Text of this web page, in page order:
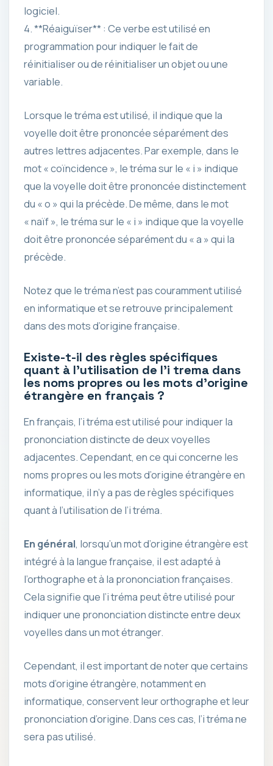
logiciel.
4. **Réaiguïser** : Ce verbe est utilisé en
programmation pour indiquer le fait de
réinitialiser ou de réinitialiser un objet ou une
variable.
Lorsque le tréma est utilisé, il indique que la
voyelle doit être prononcée séparément des
autres lettres adjacentes. Par exemple, dans le
mot « coïncidence », le tréma sur le « i » indique
que la voyelle doit être prononcée distinctement
du « o » qui la précède. De même, dans le mot
« naïf », le tréma sur le « i » indique que la voyelle
doit être prononcée séparément du « a » qui la
précède.
Notez que le tréma n’est pas couramment utilisé
en informatique et se retrouve principalement
dans des mots d’origine française.
Existe-t-il des règles spécifiques
quant à l’utilisation de l’i trema dans
les noms propres ou les mots d’origine
étrangère en français ?
En français, l’i tréma est utilisé pour indiquer la
prononciation distincte de deux voyelles
adjacentes. Cependant, en ce qui concerne les
noms propres ou les mots d’origine étrangère en
informatique, il n’y a pas de règles spécifiques
quant à l’utilisation de l’i tréma.
En général, lorsqu’un mot d’origine étrangère est
intégré à la langue française, il est adapté à
l’orthographe et à la prononciation françaises.
Cela signifie que l’i tréma peut être utilisé pour
indiquer une prononciation distincte entre deux
voyelles dans un mot étranger.
Cependant, il est important de noter que certains
mots d’origine étrangère, notamment en
informatique, conservent leur orthographe et leur
prononciation d’origine. Dans ces cas, l’i tréma ne
sera pas utilisé.